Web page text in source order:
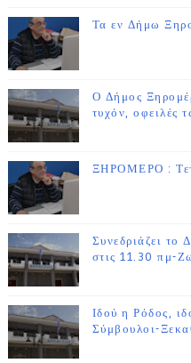
Τα εν Δήμω
Ο Δήμος
τυχόν, οφειλές
ΞΗΡΟΜΕΡΟ :
Συνεδριάζει το
στις 11.30 πμ-
Ιδού η Ρόδος,
Σύμβουλοι-